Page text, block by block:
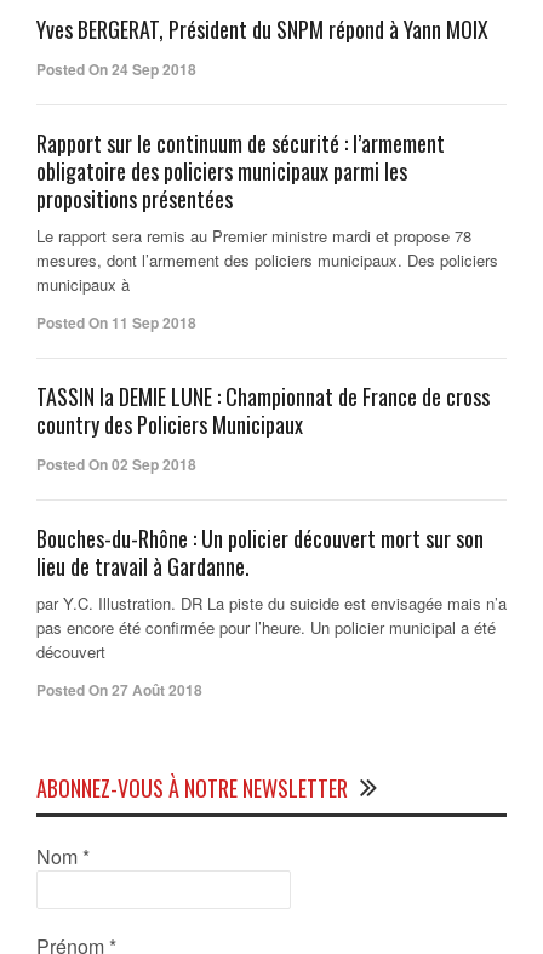
Yves BERGERAT, Président du SNPM répond à Yann MOIX
Posted On 24 Sep 2018
Rapport sur le continuum de sécurité : l’armement
obligatoire des policiers municipaux parmi les
propositions présentées
Le rapport sera remis au Premier ministre mardi et propose 78
mesures, dont l’armement des policiers municipaux. Des policiers
municipaux à
Posted On 11 Sep 2018
TASSIN la DEMIE LUNE : Championnat de France de cross
country des Policiers Municipaux
Posted On 02 Sep 2018
Bouches-du-Rhône : Un policier découvert mort sur son
lieu de travail à Gardanne.
par Y.C. Illustration. DR La piste du suicide est envisagée mais n’a
pas encore été confirmée pour l’heure. Un policier municipal a été
découvert
Posted On 27 Août 2018
ABONNEZ-VOUS À NOTRE NEWSLETTER
Nom *
Prénom *